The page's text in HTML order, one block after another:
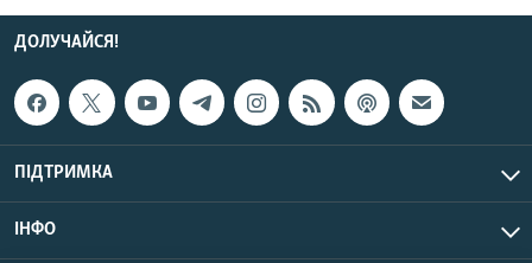
ДОЛУЧАЙСЯ!
ПІДТРИМКА
ІНФО